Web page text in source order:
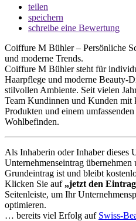
teilen
speichern
schreibe eine Bewertung
Coiffure M Bühler – Persönliche
und moderne Trends.
Coiffure M Bühler steht für
Haarpflege und moderne Beauty-
stilvollen Ambiente. Seit vielen
Team Kundinnen und Kunden mit
Produkten und einem
Wohlbefinden.
Als Inhaberin oder Inhaber dieses
Unternehmenseintrag
Grundeintrag ist und bleibt
Klicken Sie auf „jetzt den
Seitenleiste, um Ihr
optimieren.
… bereits viel Erfolg auf Swiss-